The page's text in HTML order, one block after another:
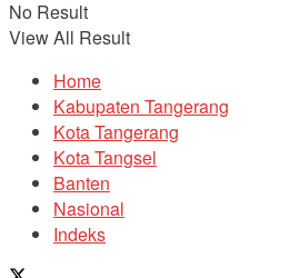
No Result
View All Result
Home
Kabupaten Tangerang
Kota Tangerang
Kota Tangsel
Banten
Nasional
Indeks